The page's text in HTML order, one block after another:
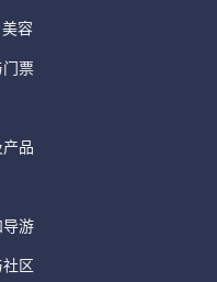
容
票
品
游
区